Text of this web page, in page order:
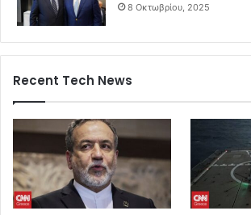
8 Οκτωβρίου, 2025
Recent Tech News